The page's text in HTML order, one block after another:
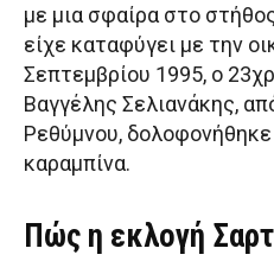
με μια σφαίρα στο
είχε καταφύγει με την
Σεπτεμβρίου 1995, ο
Βαγγέλης Σελιανάκης,
Ρεθύμνου, δολοφονήθηκε
καραμπίνα.
Πώς η εκλογή